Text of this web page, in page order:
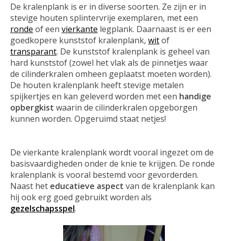
De kralenplank is er in diverse soorten. Ze zijn er in
stevige houten splintervrije exemplaren, met een
ronde of een vierkante legplank. Daarnaast is er een
goedkopere kunststof kralenplank, witof
transparant. De kunststof kralenplank is geheel van
hard kunststof (zowel het vlak als de pinnetjes waar
de cilinderkralen omheen geplaatst moeten worden).
De houten kralenplank heeft stevige metalen
spijkertjes en kan geleverd worden met een handige
opbergkist waarin de cilinderkralen opgeborgen
kunnen worden. Opgeruimd staat netjes!
De vierkante kralenplank wordt vooral ingezet om de
basisvaardigheden onder de knie te krijgen. De ronde
kralenplank is vooral bestemd voor gevorderden.
Naast het educatieve aspect van de kralenplank kan
hij ook erg goed gebruikt worden als
gezelschapsspel.